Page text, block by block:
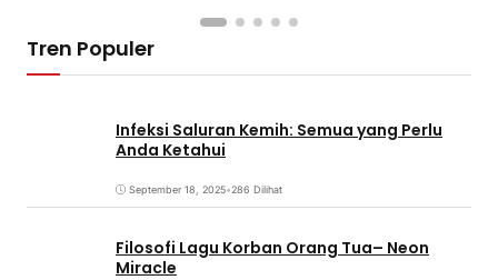
Tren Populer
Infeksi Saluran Kemih: Semua yang Perlu
Anda Ketahui
September 18, 2025•286 Dilihat
Filosofi Lagu Korban Orang Tua– Neon
Miracle